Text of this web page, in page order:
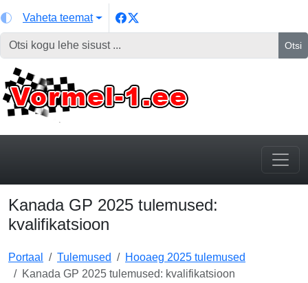
Vaheta teemat
Otsi
Kanada GP 2025 tulemused:
kvalifikatsioon
Portaal Tulemused
Hooaeg 2025 tulemused
Kanada GP 2025 tulemused: kvalifikatsioon